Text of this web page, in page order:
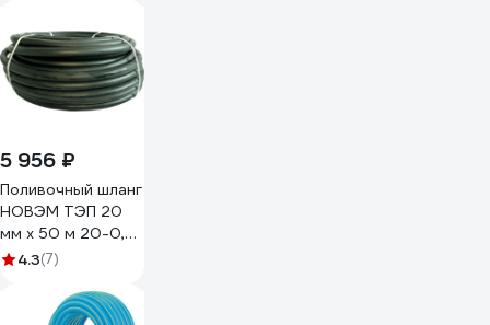
5 956 ₽
Поливочный шланг
НОВЭМ ТЭП 20
мм х 50 м 20-0,5
ВГ4.3(7)